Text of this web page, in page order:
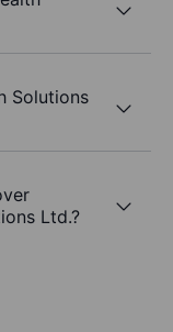
Solutions
Ltd.?